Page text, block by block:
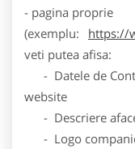
- pagina proprie
(exemplu:
https://
veti putea afisa:
- Datele de
website
- Descriere
- Logo